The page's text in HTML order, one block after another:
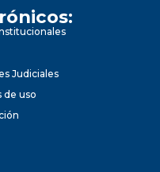
Judiciales
de uso